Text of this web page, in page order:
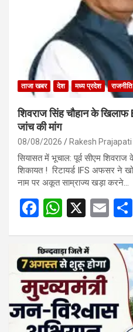
ताजा खबर देश मध्य प्रदेश राजनीति
शिवराज सिंह चौहान के खिलाफ
जांच की मांग
08/08/2026 Rakesh Prajapati
सियासत में भूचाल: पूर्व सीएम
शिकायत ! रिटायर्ड IFS अफसर ने
नाम पर अकूत साम्राज्य खड़ा करने…
F
ce
b
o
o
k
W
at
s
A
p
p
X
E
ail